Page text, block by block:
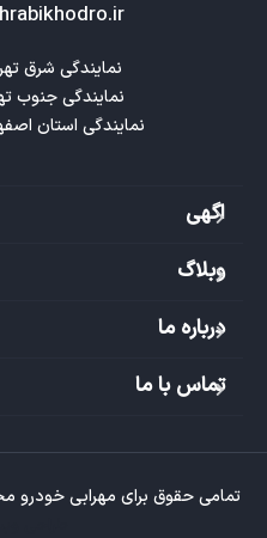
نمایندگی استان اصفهان :
اگهی
وبلاگ
درباره ما
تماس با ما
تمامی حقوق برای مهرابی خودرو